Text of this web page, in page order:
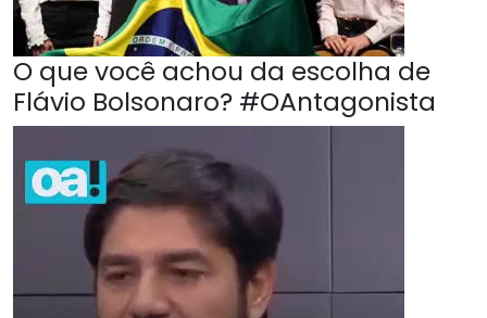
O que você achou da escolha de
Flávio Bolsonaro? #OAntagonista